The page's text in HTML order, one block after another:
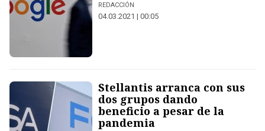
REDACCIÓN
04.03.2021 | 00:05
Stellantis arranca con sus
dos grupos dando
beneficio a pesar de la
pandemia